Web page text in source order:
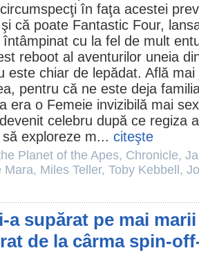
circumspecţi în faţa acestei
că poate Fantastic Four,
cu la fel de mult
reboot al aventurilor uneia
este chiar de lepădat. Află
pentru că ne este deja
era o Femeie invizibilă mai
celebru după ce regiza
exploreze m... citeşte
Planet of the Apes, Chronicle,
Mara, Miles Teller, Toby Kebbell ,
a supărat pe mai
de la cârma spin-